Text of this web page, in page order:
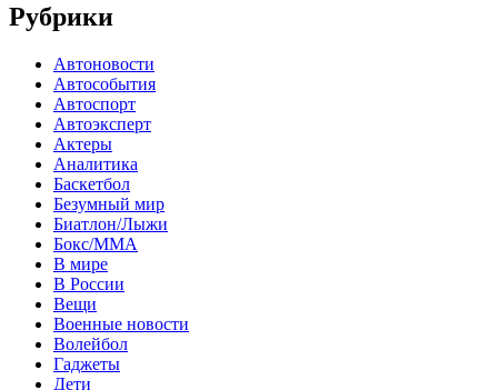
Рубрики
Автоновости
Автособытия
Автоспорт
Автоэксперт
Актеры
Аналитика
Баскетбол
Безумный мир
Биатлон/Лыжи
Бокс/MMA
В мире
В России
Вещи
Военные новости
Волейбол
Гаджеты
Дети